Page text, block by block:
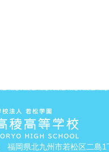
福岡県北九州市若松区二島1